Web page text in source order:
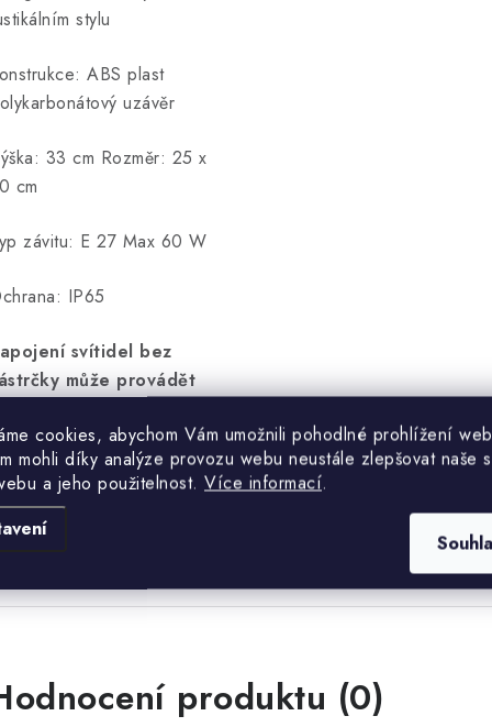
cookies, abychom Vám umožnili pohodlné prohlížení
mohli díky analýze provozu webu neustále zlepšovat naše
a jeho použitelnost. Více informací.
stylu
ABS plast
uzávěr
33 cm Rozměr: 25 x
cm
závitu: E 27 Max 60 W
IP65
svítidel bez
může provádět
nejsou součástí
produktu (0)